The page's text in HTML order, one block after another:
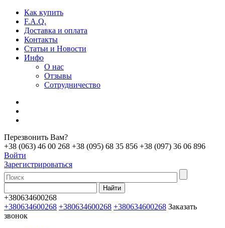
Как купить
F.A.Q.
Доставка и оплата
Контакты
Статьи и Новости
Инфо
О нас
Отзывы
Сотрудничество
Перезвонить Вам?
+38 (063) 46 00 268 +38 (095) 68 35 856 +38 (097) 36 06 896
Войти
Зарегистрироваться
+380634600268
+380634600268 +380634600268 +380634600268 Заказать
звонок